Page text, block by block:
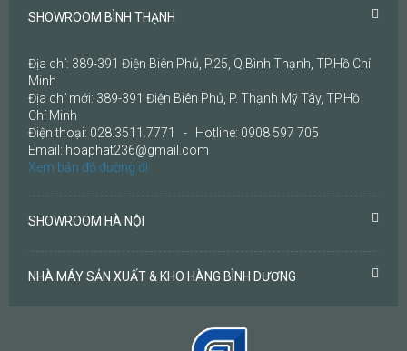
SHOWROOM BÌNH THẠNH
Địa chỉ: 389-391 Điện Biên Phủ, P.25, Q.Bình Thạnh, TP.Hồ Chí
Minh
Địa chỉ mới: 389-391 Điện Biên Phủ, P. Thạnh Mỹ Tây, TP.Hồ
Chí Minh
Điện thoại: 028.3511.7771 - Hotline: 0908 597 705
Email: hoaphat236@gmail.com
Xem bản đồ đường đi
SHOWROOM HÀ NỘI
NHÀ MÁY SẢN XUẤT & KHO HÀNG BÌNH DƯƠNG